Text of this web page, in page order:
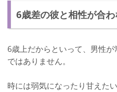
6歳差の彼と相性が合
6歳上だからといって、男性
ではありません。
時には弱気になったり甘えた